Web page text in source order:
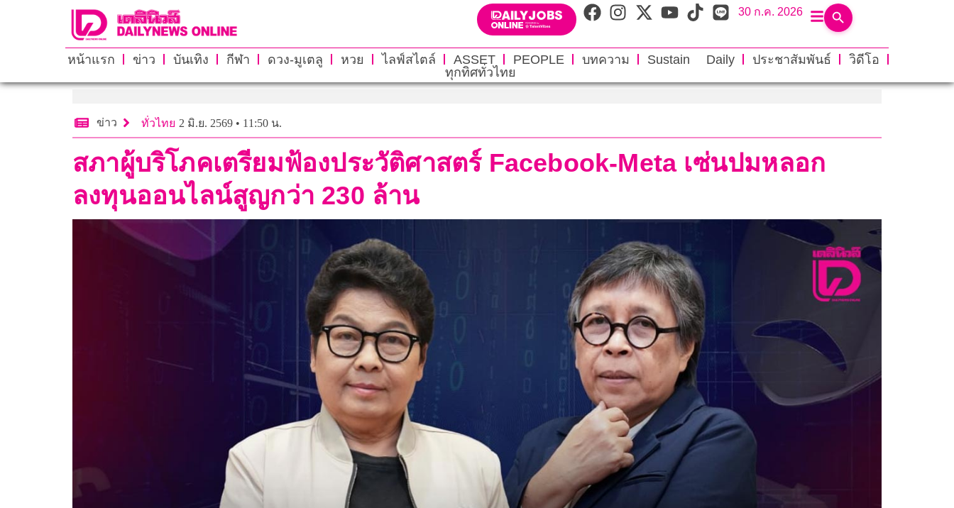
30 ก.ค. 2026
หน้าแรก ข่าว บันเทิง กีฬา ดวง-มูเตลู หวย ไลฟ์สไตล์ ASSET PEOPLE บทความ Sustain Daily ประชาสัมพันธ์
วิดีโอ
ทุกทิศทั่วไทย
ข่าว ทั่วไทย 2 มิ.ย. 2569 • 11:50 น.
สภาผู้บริโภคเตรียมฟ้องประวัติศาสตร์ Facebook-Meta เซ่นปมหลอก
ลงทุนออนไลน์สูญกว่า 230 ล้าน